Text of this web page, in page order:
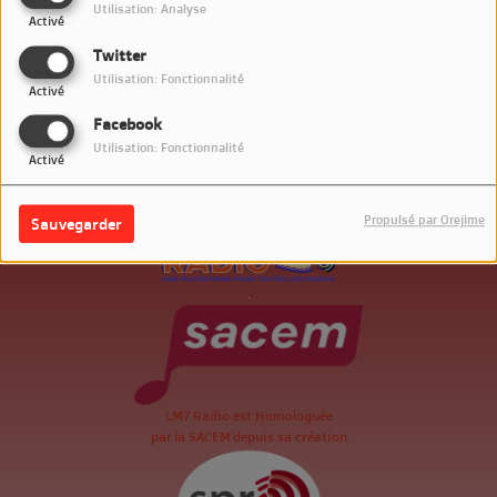
Activé
Utilisation: Analyse
Twitter
Activé
Utilisation: Fonctionnalité
Facebook
Activé
Utilisation: Fonctionnalité
Sauvegarder Propulsé par Orejime
.
LM7 Radio est Homologuée
par la SACEM depuis sa création